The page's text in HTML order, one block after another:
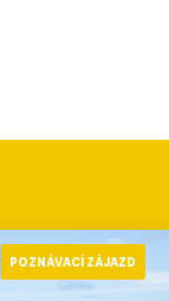
POZNÁVACÍ ZÁJAZD